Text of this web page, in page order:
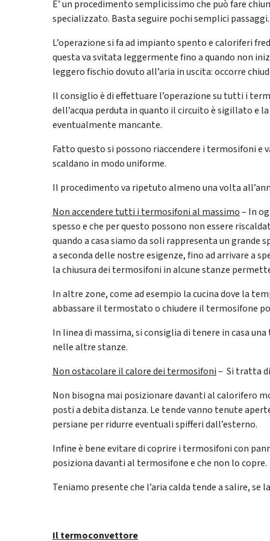
E’ un procedimento semplicissimo che può fare
specializzato. Basta seguire pochi semplici passaggi.
L’operazione si fa ad impianto spento e caloriferi
questa va svitata leggermente fino a quando non
leggero fischio dovuto all’aria in uscita: occorre
Il consiglio è di effettuare l’operazione su tutti i
dell’acqua perduta in quanto il circuito è sigillato e
eventualmente mancante.
Fatto questo si possono riaccendere i termosifoni
scaldano in modo uniforme.
Il procedimento va ripetuto almeno una volta
Non accendere tutti i termosifoni al massimo– In
spesso e che per questo possono non essere
quando a casa siamo da soli rappresenta un
a seconda delle nostre esigenze, fino ad arrivare a
la chiusura dei termosifoni in alcune stanze
In altre zone, come ad esempio la cucina dove la
abbassare il termostato o chiudere il termosifone
In linea di massima, si consiglia di tenere in casa
nelle altre stanze.
Non ostacolare il calore dei termosifoni– Si tratta
Non bisogna mai posizionare davanti al calorifero
posti a debita distanza. Le tende vanno tenute
persiane per ridurre eventuali spifferi dall’esterno.
Infine è bene evitare di coprire i termosifoni con
posiziona davanti al termosifone e che non lo copre.
Teniamo presente che l’aria calda tende a salire, se
Il termoconvettore